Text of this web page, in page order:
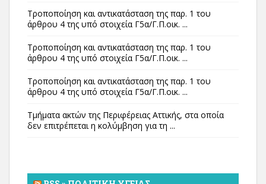
Τροποποίηση και αντικατάσταση της παρ. 1 του
άρθρου 4 της υπό στοιχεία Γ5α/Γ.Π.οικ. ...
Τροποποίηση και αντικατάσταση της παρ. 1 του
άρθρου 4 της υπό στοιχεία Γ5α/Γ.Π.οικ. ...
Τροποποίηση και αντικατάσταση της παρ. 1 του
άρθρου 4 της υπό στοιχεία Γ5α/Γ.Π.οικ. ...
Τμήματα ακτών της Περιφέρειας Αττικής, στα οποία
δεν επιτρέπεται η κολύμβηση για τη ...